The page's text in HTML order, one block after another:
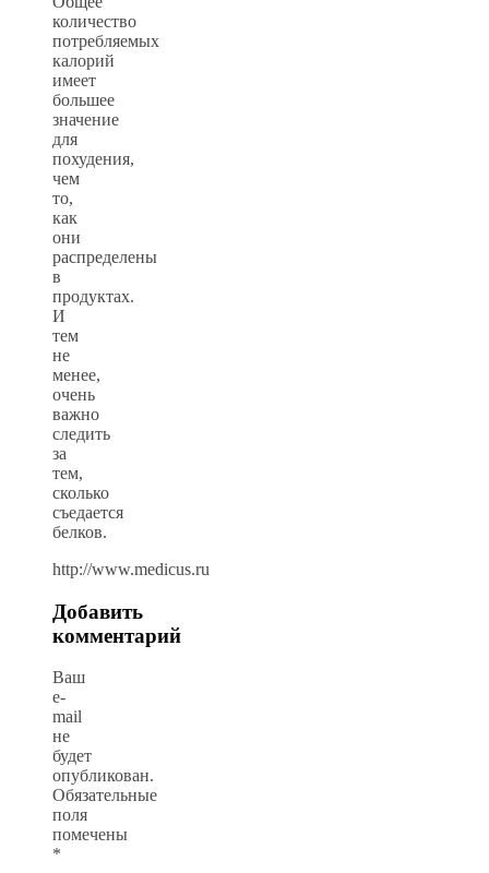
количество
потребляемых
калорий
имеет
большее
значение
для
похудения,
чем
то,
как
они
распределены
в
продуктах.
И
тем
не
менее,
очень
важно
следить
за
тем,
сколько
съедается
белков.
http://www.medicus.ru
Добавить
комментарий
Ваш
e-
mail
не
будет
опубликован.
Обязательные
поля
помечены
*